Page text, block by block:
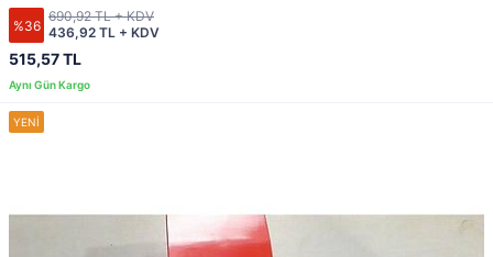
%36
515,57 TL
436,92 TL + KDV
690,92 TL + KDV